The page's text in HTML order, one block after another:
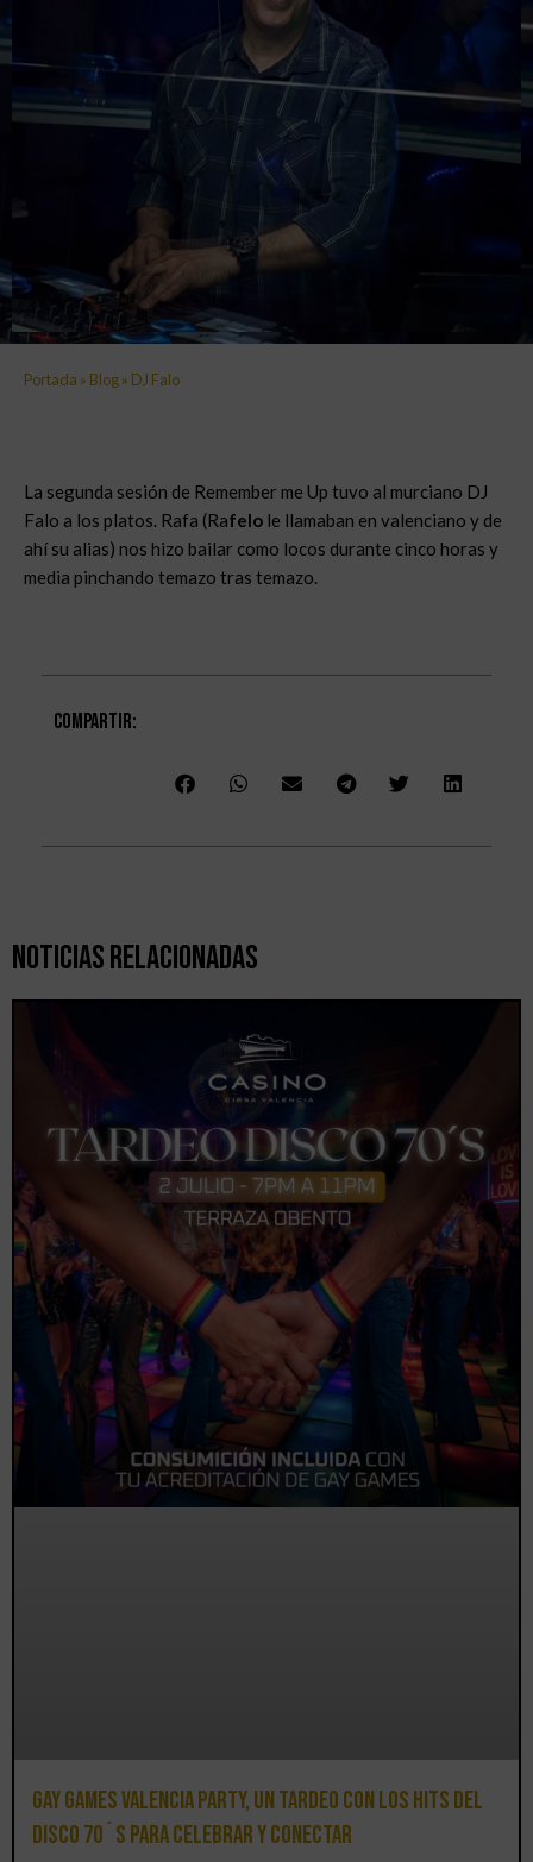
Portada » Blog» DJ Falo
La segunda sesión de Remember me Up tuvo al murciano DJ
Falo a los platos. Rafa (Rafelo le llamaban en valenciano y de
ahí su alias) nos hizo bailar como locos durante cinco horas y
media pinchando temazo tras temazo.
Compartir:
Noticias Relacionadas
Gay Games Valencia Party, un tardeo con los hits del
DISCO 70´S para celebrar y conectar